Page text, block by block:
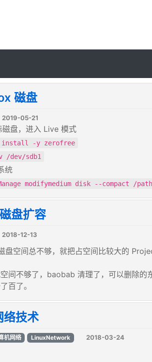
磁盘
2019-05-21
磁盘，进入 Live 模式
install -y zerofree
/dev/sdb1
统
modifymedium disk --compact /
盘扩容
2018-12-13
盘空间总不够，就把占空间比较大的
间不够了，baobab 清理了，可以删除的
百了。
技术
机网络 LinuxNetwork 2018-03-24